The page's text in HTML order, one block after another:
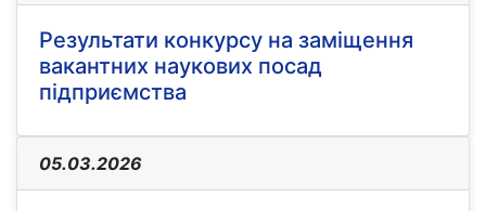
Результати конкурсу на заміщення
вакантних наукових посад
підприємства
05.03.2026